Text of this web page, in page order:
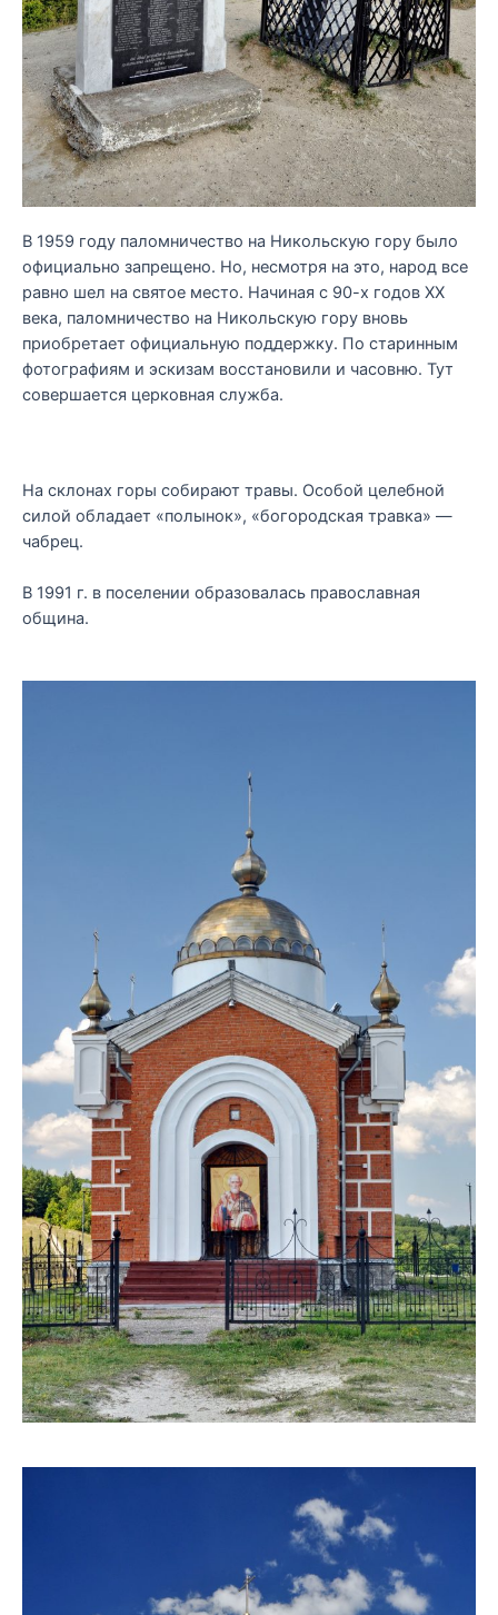
В 1959 году паломничество на Никольскую гору было
официально запрещено. Но, несмотря на это, народ все
равно шел на святое место. Начиная с 90-х годов XX
века, паломничество на Никольскую гору вновь
приобретает официальную поддержку. По старинным
фотографиям и эскизам восстановили и часовню. Тут
совершается церковная служба.
На склонах горы собирают травы. Особой целебной
силой обладает «полынок», «богородская травка» —
чабрец.
В 1991 г. в поселении образовалась православная
община.